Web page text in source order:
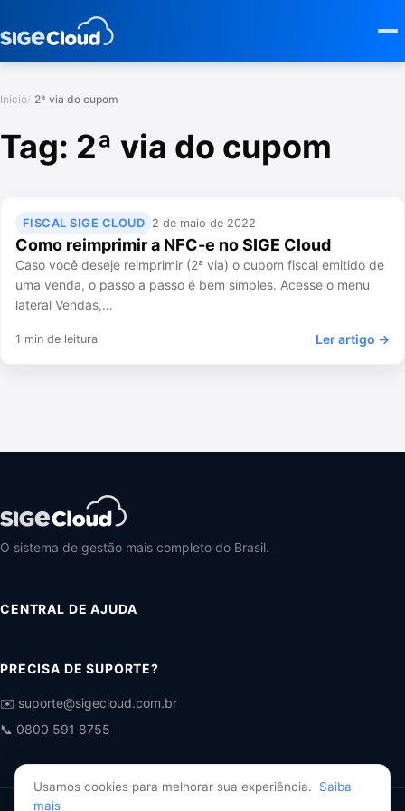
Início 2ª via do cupom
Tag: 2ª via do cupom
FISCAL SIGE CLOUD 2 de maio de 2022
Como reimprimir a NFC-e no SIGE Cloud
Caso você deseje reimprimir (2ª via) o cupom fiscal emitido de
uma venda, o passo a passo é bem simples. Acesse o menu
lateral Vendas,…
1 min de leitura Ler artigo →
O sistema de gestão mais completo do Brasil.
CENTRAL DE AJUDA
PRECISA DE SUPORTE?
✉️ suporte@sigecloud.com.br
📞 0800 591 8755
Usamos cookies para melhorar sua experiência.
Saiba
mais